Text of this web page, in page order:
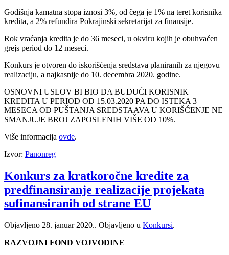
Godišnja kamatna stopa iznosi 3%, od čega je 1% na teret korisnika
kredita, a 2% refundira Pokrajinski sekretarijat za finansije.
Rok vraćanja kredita je do 36 meseci, u okviru kojih je obuhvaćen
grejs period do 12 meseci.
Konkurs je otvoren do iskorišćenja sredstava planiranih za njegovu
realizaciju, a najkasnije do 10. decembra 2020. godine.
OSNOVNI USLOV BI BIO DA BUDUĆI KORISNIK
KREDITA U PERIOD OD 15.03.2020 PA DO ISTEKA 3
MESECA OD PUŠTANJA SREDSTAAVA U KORIŠĆENJE NE
SMANJUJE BROJ ZAPOSLENIH VIŠE OD 10%.
Više informacija ovde.
Izvor: Panonreg
Konkurs za kratkoročne kredite za
predfinansiranje realizacije projekata
sufinansiranih od strane EU
Objavljeno 28. januar 2020.. Objavljeno u Konkursi.
RAZVOJNI FOND VOJVODINE